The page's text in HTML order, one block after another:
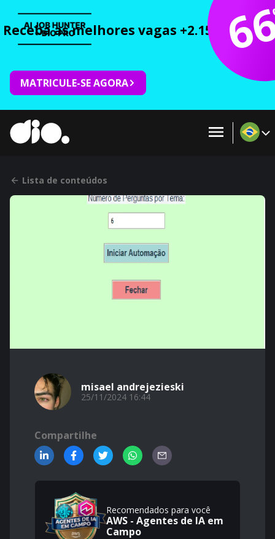
Receba as melhores vagas +2.150 cursos
MATRICULE-SE AGORA
Lista de conteúdos
misael andrejezieski
25/11/2024 16:44
Compartilhe
Recomendados para você
AWS - Agentes de IA em
Campo